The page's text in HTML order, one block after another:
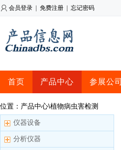
会员登录 免费注册 忘记密码
首页 产品中心 参展公司
位置：产品中心\植物病虫害检测
仪器设备
分析仪器